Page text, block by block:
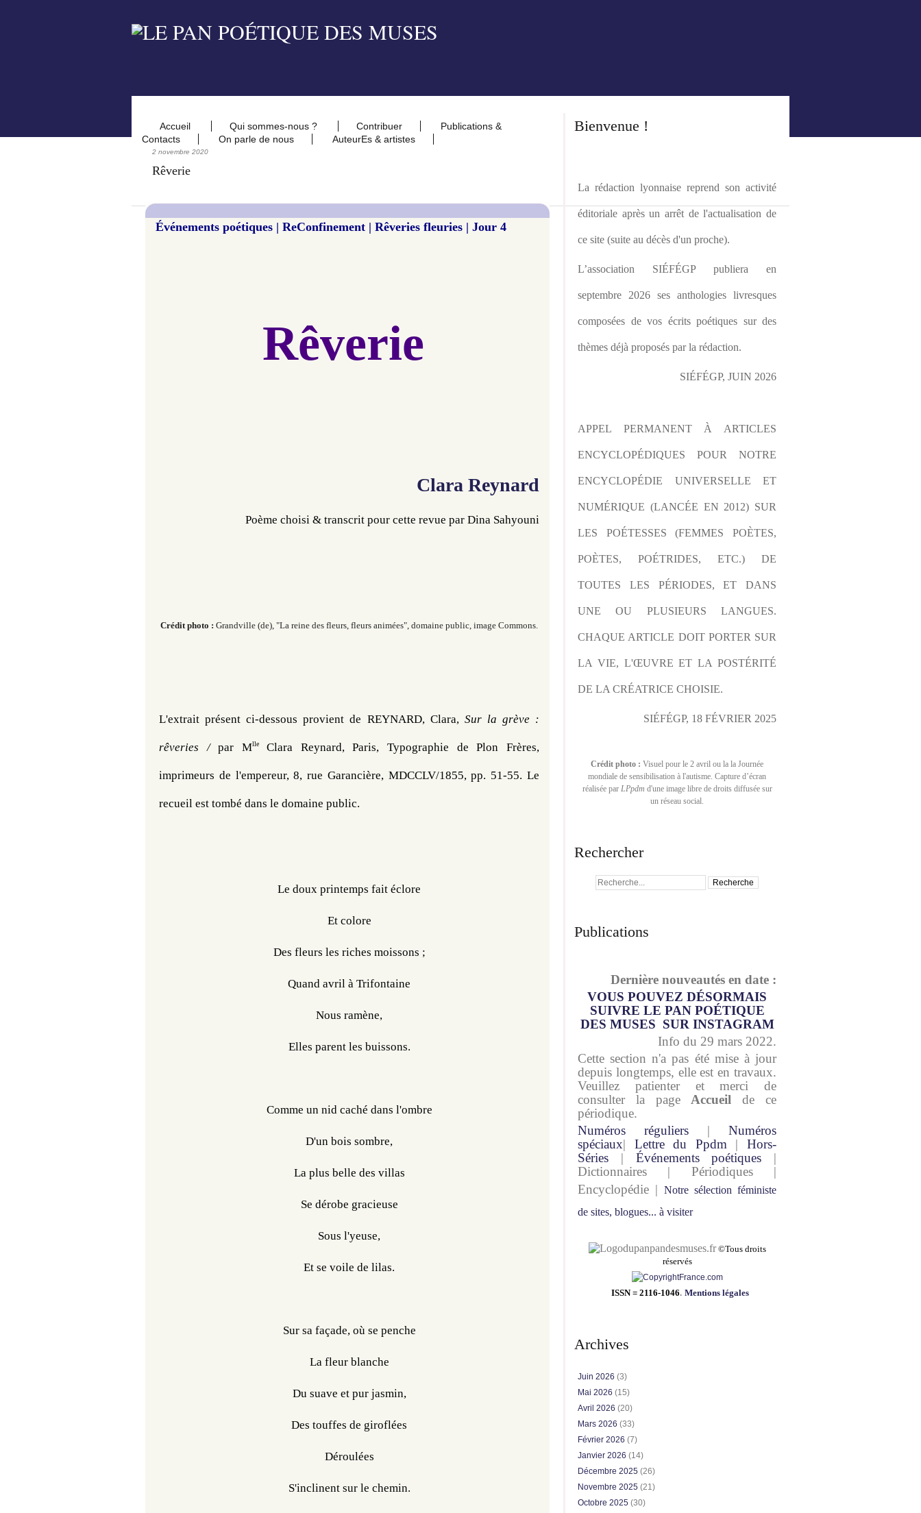
Accueil Qui sommes-nous ? Contribuer
Publications &
Contacts
On parle de nous AuteurEs & artistes
2 novembre 2020
Rêverie
Événements poétiques | ReConfinement | Rêveries fleuries | Jour 4
Rêverie
Clara Reynard
Poème choisi & transcrit pour cette revue par Dina Sahyouni
Crédit photo : Grandville (de), "La reine des fleurs, fleurs animées", domaine public, image Commons.
L'extrait présent ci-dessous provient de REYNARD, Clara, Sur la grève :
rêveries / par Mlle Clara Reynard, Paris, Typographie de Plon Frères,
imprimeurs de l'empereur, 8, rue Garancière, MDCCLV/1855, pp. 51-55. Le
recueil est tombé dans le domaine public.
Le doux printemps fait éclore
Et colore
Des fleurs les riches moissons ;
Quand avril à Trifontaine
Nous ramène,
Elles parent les buissons.
Comme un nid caché dans l'ombre
D'un bois sombre,
La plus belle des villas
Se dérobe gracieuse
Sous l'yeuse,
Et se voile de lilas.
Sur sa façade, où se penche
La fleur blanche
Du suave et pur jasmin,
Des touffes de giroflées
Déroulées
S'inclinent sur le chemin.
Bienvenue !
La rédaction lyonnaise reprend son activité
éditoriale après un arrêt de l'actualisation de
ce site (suite au décès d'un proche).
L’association SIÉFÉGP publiera en
septembre 2026 ses anthologies livresques
composées de vos écrits poétiques sur des
thèmes déjà proposés par la rédaction.
SIÉFÉGP, JUIN 2026
APPEL PERMANENT À ARTICLES
ENCYCLOPÉDIQUES POUR NOTRE
ENCYCLOPÉDIE UNIVERSELLE ET
NUMÉRIQUE (LANCÉE EN 2012) SUR
LES POÉTESSES (FEMMES POÈTES,
POÈTES, POÉTRIDES, ETC.) DE
TOUTES LES PÉRIODES, ET DANS
UNE OU PLUSIEURS LANGUES.
CHAQUE ARTICLE DOIT PORTER SUR
LA VIE, L'ŒUVRE ET LA POSTÉRITÉ
DE LA CRÉATRICE CHOISIE.
SIÉFÉGP, 18 FÉVRIER 2025
Crédit photo : Visuel pour le 2 avril ou la la Journée
mondiale de sensibilisation à l'autisme. Capture d’écran
réalisée par LPpdm d'une image libre de droits diffusée sur
un réseau social.
Rechercher
Publications
Dernière nouveautés en date :
VOUS POUVEZ DÉSORMAIS
SUIVRE LE PAN POÉTIQUE
DES MUSES SUR INSTAGRAM
Info du 29 mars 2022.
Cette section n'a pas été mise à jour
depuis longtemps, elle est en travaux.
Veuillez patienter et merci de
consulter la page Accueil de ce
périodique.
Numéros réguliers | Numéros
spéciaux| Lettre du Ppdm |Hors-
Séries | Événements poétiques |
Dictionnaires | Périodiques |
Encyclopédie | Notre sélection féministe
de sites, blogues... à visiter
pandesmuses.fr ©Tous droits
réservés
ISSN = 2116-1046. Mentions légales
Archives
Juin 2026 (3)
Mai 2026 (15)
Avril 2026 (20)
Mars 2026 (33)
Février 2026 (7)
Janvier 2026 (14)
Décembre 2025 (26)
Novembre 2025 (21)
Octobre 2025 (30)